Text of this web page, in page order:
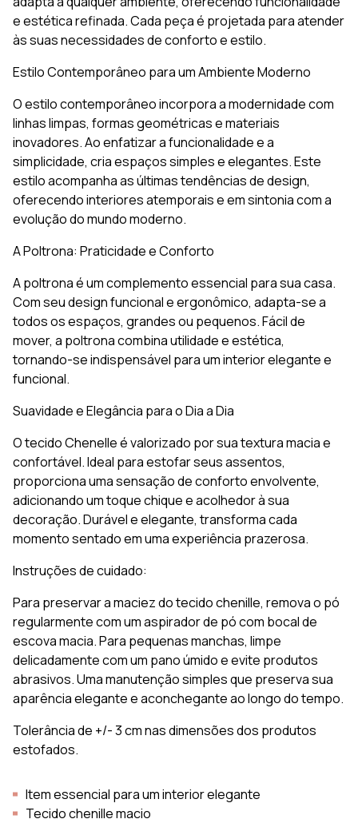
e estética refinada. Cada peça é projetada para atender
às suas necessidades de conforto e estilo.
Estilo Contemporâneo para um Ambiente Moderno
O estilo contemporâneo incorpora a modernidade com
linhas limpas, formas geométricas e materiais
inovadores. Ao enfatizar a funcionalidade e a
simplicidade, cria espaços simples e elegantes. Este
estilo acompanha as últimas tendências de design,
oferecendo interiores atemporais e em sintonia com a
evolução do mundo moderno.
A Poltrona: Praticidade e Conforto
A poltrona é um complemento essencial para sua casa.
Com seu design funcional e ergonômico, adapta-se a
todos os espaços, grandes ou pequenos. Fácil de
mover, a poltrona combina utilidade e estética,
tornando-se indispensável para um interior elegante e
funcional.
Suavidade e Elegância para o Dia a Dia
O tecido Chenelle é valorizado por sua textura macia e
confortável. Ideal para estofar seus assentos,
proporciona uma sensação de conforto envolvente,
adicionando um toque chique e acolhedor à sua
decoração. Durável e elegante, transforma cada
momento sentado em uma experiência prazerosa.
Instruções de cuidado:
Para preservar a maciez do tecido chenille, remova o pó
regularmente com um aspirador de pó com bocal de
escova macia. Para pequenas manchas, limpe
delicadamente com um pano úmido e evite produtos
abrasivos. Uma manutenção simples que preserva sua
aparência elegante e aconchegante ao longo do tempo.
Tolerância de +/- 3 cm nas dimensões dos produtos
estofados.
Item essencial para um interior elegante
Tecido chenille macio